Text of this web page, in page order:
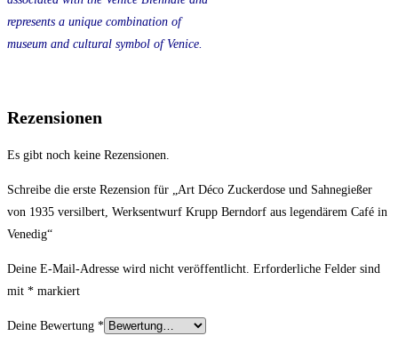
represents a unique combination of
museum and cultural symbol of Venice.
Rezensionen
Es gibt noch keine Rezensionen.
Schreibe die erste Rezension für „Art Déco Zuckerdose und Sahnegießer
von 1935 versilbert, Werksentwurf Krupp Berndorf aus legendärem Café in
Venedig“
Deine E-Mail-Adresse wird nicht veröffentlicht. Erforderliche Felder sind
mit * markiert
Deine Bewertung *